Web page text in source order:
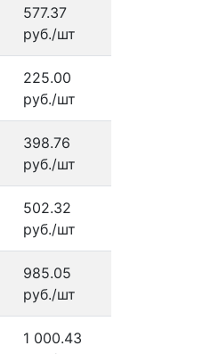
577.37
руб./шт
225.00
руб./шт
398.76
руб./шт
502.32
руб./шт
985.05
руб./шт
1 000.43